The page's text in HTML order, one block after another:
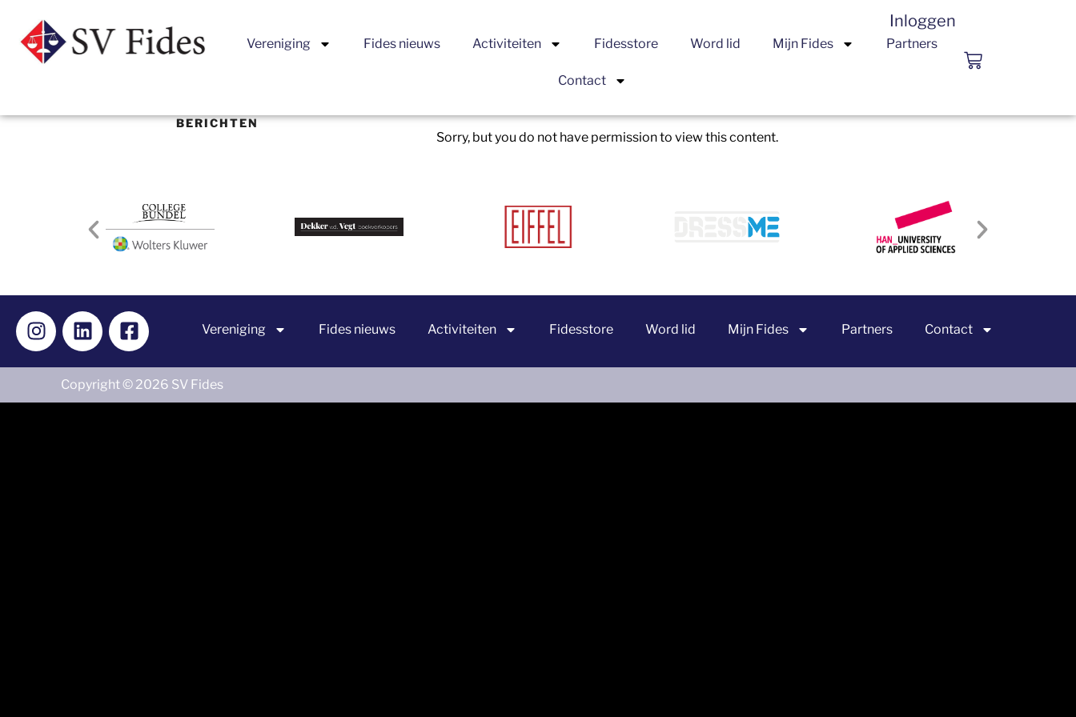
Inloggen
Vereniging Fides nieuws Activiteiten Fidesstore Word lid Mijn Fides Partners
Contact
BERICHTEN
Sorry, but you do not have permission to view this content.
Vereniging Fides nieuws Activiteiten Fidesstore Word lid Mijn Fides Partners Contact
Copyright © 2026 SV Fides